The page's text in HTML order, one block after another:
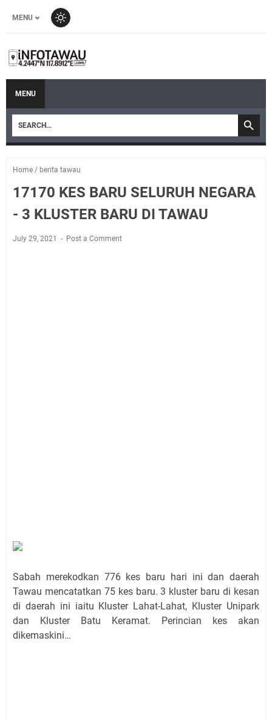
MENU
MENU
Home / berita tawau
17170 KES BARU SELURUH NEGARA
- 3 KLUSTER BARU DI TAWAU
July 29, 2021 Post a Comment
Sabah merekodkan 776 kes baru hari ini dan daerah
Tawau mencatatkan 75 kes baru. 3 kluster baru di kesan
di daerah ini iaitu Kluster Lahat-Lahat, Kluster Unipark
dan Kluster Batu Keramat. Perincian kes akan
dikemaskini…